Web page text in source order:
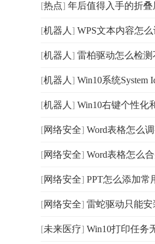
[热点] 年后值得入手的折叠屏手机 三星
[机器人 ] WPS文本内容怎么设置为垂直显示？
[机器人 ] 雷柏驱动怎么检测不到设备？雷柏驱
[机器人 ] Win10系统System Idle Process占
[机器人 ] Win10右键个性化和显示设置打不
[网络安全] Word表格怎么调整表格大小？
[网络安全] Word表格怎么合并？Word两
[网络安全] PPT怎么添加常用工具？
[网络安全] 雷蛇驱动只能安装在C盘吗？雷蛇
[未来医疗] Win10打印任务无法删除怎么办？